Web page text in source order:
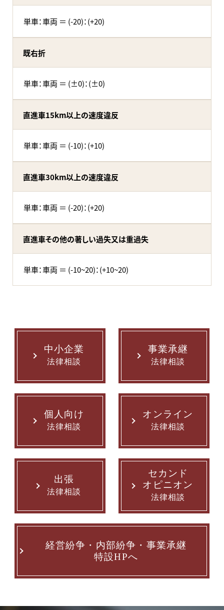
単車：車両 ＝ (-20)：(+20)
既右折
単車：車両 ＝ (±0)：(±0)
直進車15km以上の速度違反
単車：車両 ＝ (-10)：(+10)
直進車30km以上の速度違反
単車：車両 ＝ (-20)：(+20)
直進車その他の著しい過失又は重過失
単車：車両 ＝ (-10~20)：(+10~20)
中小企業
法律相談
事業承継
法律相談
個人向け
法律相談
オンライン
法律相談
出張
法律相談
セカンド
オピニオン
法律相談
経営紛争・内部紛争・事業承継
特設HPへ